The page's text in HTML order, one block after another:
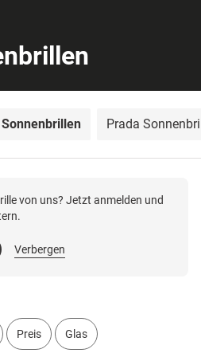
Prada
von uns? Jetzt anmelden und
Verbergen
Preis Glas